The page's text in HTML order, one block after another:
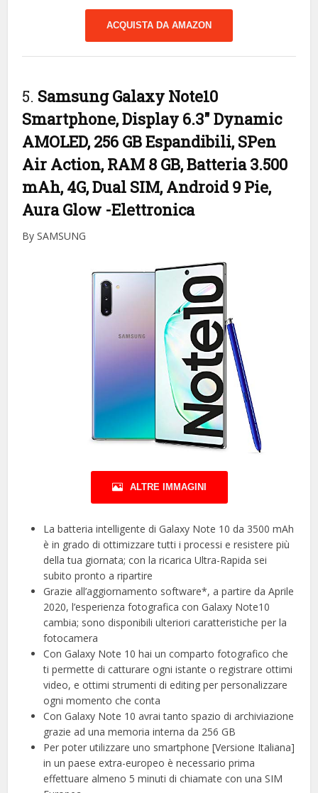
ACQUISTA DA AMAZON
5. Samsung Galaxy Note10
Smartphone, Display 6.3″ Dynamic
AMOLED, 256 GB Espandibili, SPen
Air Action, RAM 8 GB, Batteria 3.500
mAh, 4G, Dual SIM, Android 9 Pie,
Aura Glow -Elettronica
By SAMSUNG
ALTRE IMMAGINI
La batteria intelligente di Galaxy Note 10 da 3500 mAh
è in grado di ottimizzare tutti i processi e resistere più
della tua giornata; con la ricarica Ultra-Rapida sei
subito pronto a ripartire
Grazie all’aggiornamento software*, a partire da Aprile
2020, l’esperienza fotografica con Galaxy Note10
cambia; sono disponibili ulteriori caratteristiche per la
fotocamera
Con Galaxy Note 10 hai un comparto fotografico che
ti permette di catturare ogni istante o registrare ottimi
video, e ottimi strumenti di editing per personalizzare
ogni momento che conta
Con Galaxy Note 10 avrai tanto spazio di archiviazione
grazie ad una memoria interna da 256 GB
Per poter utilizzare uno smartphone [Versione Italiana]
in un paese extra-europeo è necessario prima
effettuare almeno 5 minuti di chiamate con una SIM